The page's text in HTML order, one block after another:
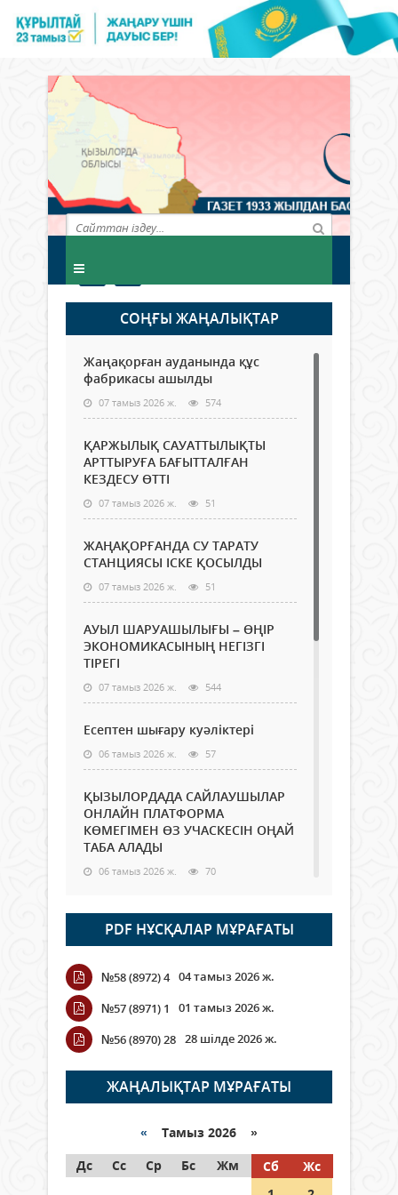
СОҢҒЫ ЖАҢАЛЫҚТАР
Жаңақорған ауданында құс
фабрикасы ашылды
07 тамыз 2026 ж. 574
ҚАРЖЫЛЫҚ САУАТТЫЛЫҚТЫ
АРТТЫРУҒА БАҒЫТТАЛҒАН
КЕЗДЕСУ ӨТТІ
07 тамыз 2026 ж. 51
ЖАҢАҚОРҒАНДА СУ ТАРАТУ
СТАНЦИЯСЫ ІСКЕ ҚОСЫЛДЫ
07 тамыз 2026 ж. 51
АУЫЛ ШАРУАШЫЛЫҒЫ – ӨҢІР
ЭКОНОМИКАСЫНЫҢ НЕГІЗГІ
ТІРЕГІ
07 тамыз 2026 ж. 544
Есептен шығару куәліктері
06 тамыз 2026 ж. 57
ҚЫЗЫЛОРДАДА САЙЛАУШЫЛАР
ОНЛАЙН ПЛАТФОРМА
КӨМЕГІМЕН ӨЗ УЧАСКЕСІН ОҢАЙ
ТАБА АЛАДЫ
06 тамыз 2026 ж. 70
Open Air: Қызылорда облысы
полиция департаменті 20
мыңнан астам көрерменнің
қауіпсіздігін қамтамасыз етті
06 тамыз 2026 ж.
Wi-Fi ҚАБЫРҒА АРҚЫЛЫ ҚАЛАЙ
ӨТЕДІ?
06 тамыз 2026 ж. 252
граждане Казахстана,
05 тамыз 2026 ж. 131
PDF НҰСҚАЛАР МҰРАҒАТЫ
№58 (8972) 4 04 тамыз 2026 ж.
№57 (8971) 1
01 тамыз 2026 ж.
№56 (8970) 28 28 шілде 2026 ж.
ЖАҢАЛЫҚТАР МҰРАҒАТЫ
« Тамыз 2026 »
Дс
Сс Ср Бс Жм Сб
Жс